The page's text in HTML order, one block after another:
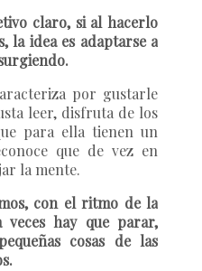
claro, si al hacerlo
la idea es adaptarse a
por gustarle
leer, disfruta de los
para ella tienen un
que de vez en
la mente.
con el ritmo de la
hay que parar,
cosas de las